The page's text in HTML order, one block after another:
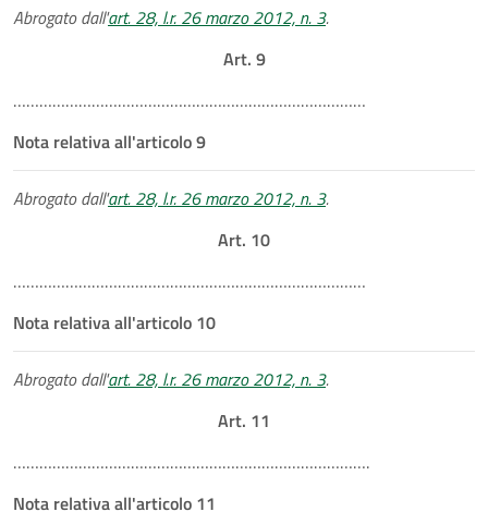
Abrogato dall'art. 28, l.r. 26 marzo 2012, n. 3.
Art. 9
………………………………………………………………………
Nota relativa all'articolo 9
Abrogato dall'art. 28, l.r. 26 marzo 2012, n. 3.
Art. 10
………………………………………………………………………
Nota relativa all'articolo 10
Abrogato dall'art. 28, l.r. 26 marzo 2012, n. 3.
Art. 11
……………………………………………………………………….
Nota relativa all'articolo 11